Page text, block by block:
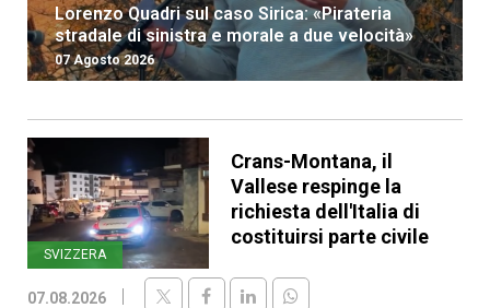
Lorenzo Quadri sul caso Sirica: «Pirateria
stradale di sinistra e morale a due velocità»
07 Agosto 2026
SVIZZERA
Crans-Montana, il
Vallese respinge la
richiesta dell'Italia di
costituirsi parte civile
07.08.2026